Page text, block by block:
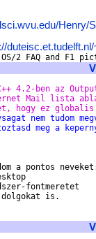
Henry/
4.2-ben az
Mail lista
hogy ez
nem tudom
meg a
a pontos
fontmeretet
is.